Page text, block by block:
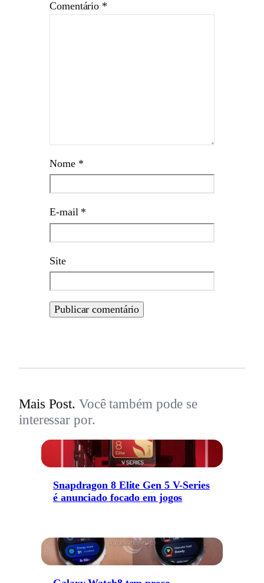
Comentário *
Nome *
E-mail *
Site
Mais Post. Você também pode se
interessar por.
Snapdragon 8 Elite Gen 5 V-Series
é anunciado focado em jogos